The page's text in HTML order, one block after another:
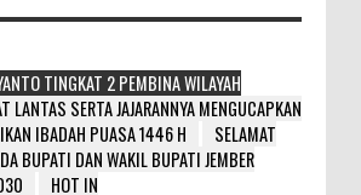
TINGKAT 2 PEMBINA WILAYAH
LANTAS SERTA JAJARANNYA MENGUCAPKAN
IBADAH PUASA 1446 H
SELAMAT
BUPATI DAN WAKIL BUPATI JEMBER
HOT IN